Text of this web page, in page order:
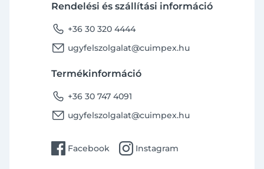
Rendelési és szállítási információ
phone +36 30 320 4444
email ugyfelszolgalat@cuimpex.hu
Termékinformáció
phone +36 30 747 4091
email ugyfelszolgalat@cuimpex.hu
facebook Facebook instagram Instagram